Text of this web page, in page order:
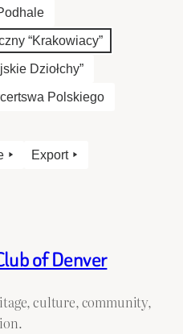
“Krakowiacy”
Dziołchy”
Polskiego
Export
of Denver
culture, community,